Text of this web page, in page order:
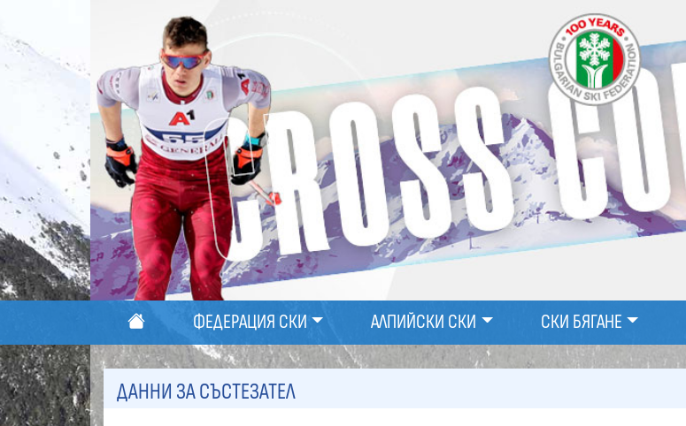
ФЕДЕРАЦИЯ СКИ АЛПИЙСКИ СКИ СКИ БЯГАНЕ
ДАННИ ЗА СЪСТЕЗАТЕЛ